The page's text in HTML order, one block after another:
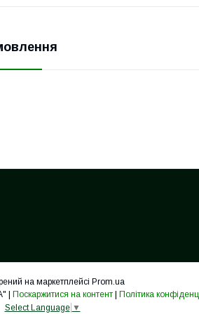
на маркетплейсі Prom.ua
Поскаржитися на контент
Політика
Select Language ▼